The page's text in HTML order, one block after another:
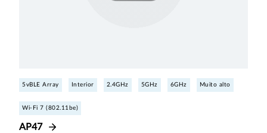
5vBLE Array Interior 2.4GHz 5GHz 6GHz Muito alto
Wi-Fi 7 (802.11be)
AP47